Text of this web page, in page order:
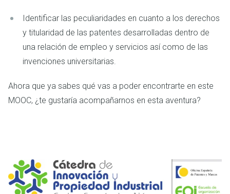
Identificar las peculiaridades en cuanto a los derechos
y titularidad de las patentes desarrolladas dentro de
una relación de empleo y servicios así como de las
invenciones universitarias.
Ahora que ya sabes qué vas a poder encontrarte en este
MOOC, ¿te gustaría acompañarnos en esta aventura?